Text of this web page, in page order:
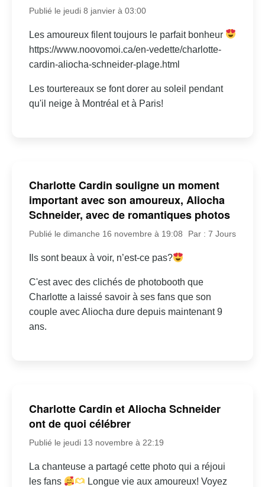
Publié le jeudi 8 janvier à 03:00
Les amoureux filent toujours le parfait bonheur
https://www.noovomoi.ca/en-vedette/charlotte-
cardin-aliocha-schneider-plage.html
Les tourtereaux se font dorer au soleil pendant
qu'il neige à Montréal et à Paris!
Charlotte Cardin souligne un moment
important avec son amoureux, Aliocha
Schneider, avec de romantiques photos
Publié le dimanche 16 novembre à 19:08 Par : 7 Jours
Ils sont beaux à voir, n’est-ce pas?
C'est avec des clichés de photobooth que
Charlotte a laissé savoir à ses fans que son
couple avec Aliocha dure depuis maintenant 9
ans.
Charlotte Cardin et Aliocha Schneider
ont de quoi célébrer
Publié le jeudi 13 novembre à 22:19
La chanteuse a partagé cette photo qui a réjoui
les fans
Longue vie aux amoureux! Voyez